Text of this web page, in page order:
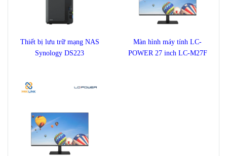
Thiết bị lưu trữ mạng NAS
Synology DS223
Màn hình máy tính LC-
POWER 27 inch LC-M27F